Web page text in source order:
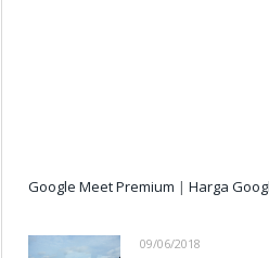
Google Meet Premium | Harga
09/06/2018